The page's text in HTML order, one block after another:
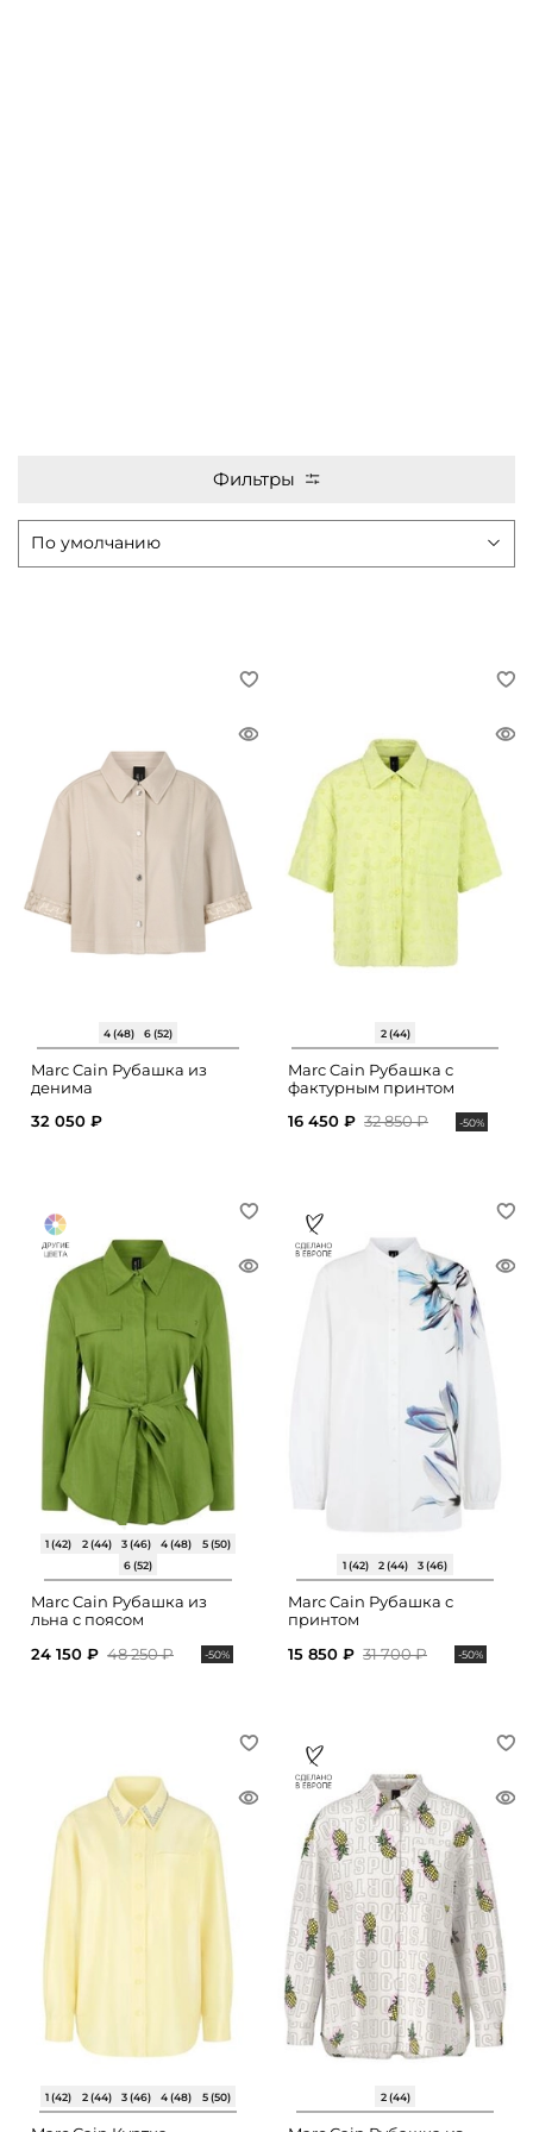
Фильтры
4 (48) 6 (52)
Marc Cain Рубашка из
денима
32 050 ₽
2 (44)
Marc Cain Рубашка с
фактурным принтом
16 450 ₽ 32 850 ₽ -50%
1 (42) 2 (44) 3 (46) 4 (48)
5 (50)
6 (52)
Marc Cain Рубашка из
льна с поясом
24 150 ₽ 48 250 ₽ -50%
1 (42) 2 (44) 3 (46)
Marc Cain Рубашка с
принтом
15 850 ₽ 31 700 ₽ -50%
1 (42) 2 (44) 3 (46) 4 (48) 5 (50) 2 (44)